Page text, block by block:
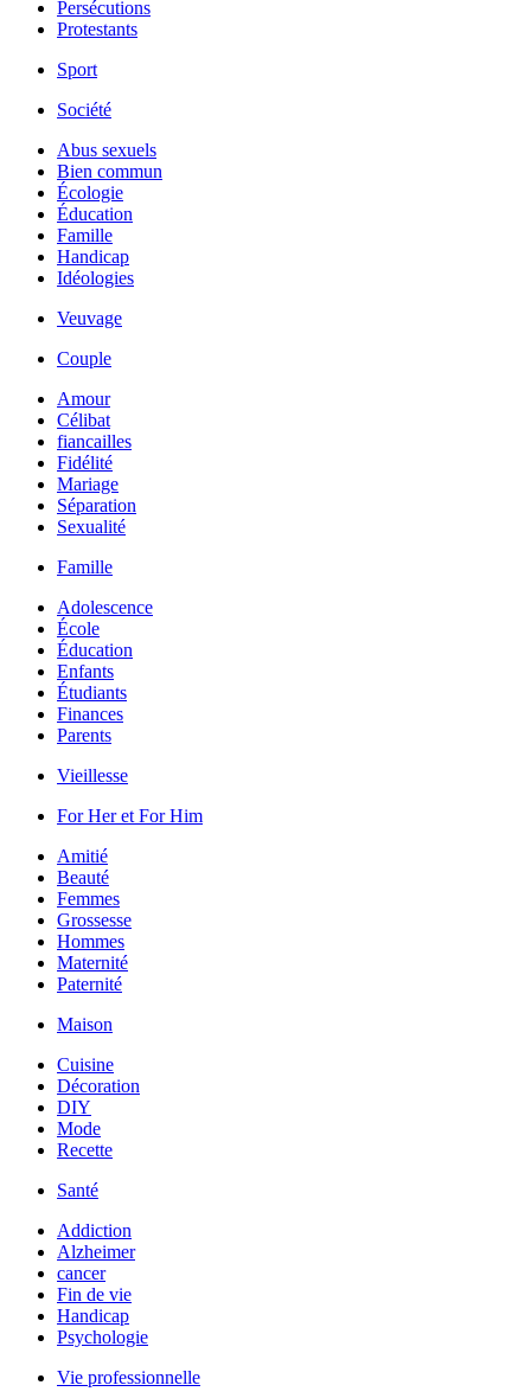
Persécutions
Protestants
Sport
Société
Abus sexuels
Bien commun
Écologie
Éducation
Famille
Handicap
Idéologies
Veuvage
Couple
Amour
Célibat
fiancailles
Fidélité
Mariage
Séparation
Sexualité
Famille
Adolescence
École
Éducation
Enfants
Étudiants
Finances
Parents
Vieillesse
For Her et For Him
Amitié
Beauté
Femmes
Grossesse
Hommes
Maternité
Paternité
Maison
Cuisine
Décoration
DIY
Mode
Recette
Santé
Addiction
Alzheimer
cancer
Fin de vie
Handicap
Psychologie
Vie professionnelle